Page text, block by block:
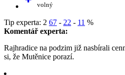
volný
Tip experta: 2 67 - 22 - 11 %
Komentář experta:
Rajhradice na podzim již nasbírali
si, že Mutěnice porazí.